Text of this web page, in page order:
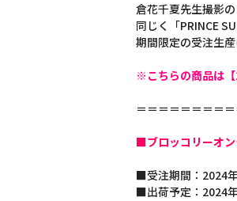
倉花千夏先生撮影
同じく「PRINCE
期間限定の受注生
※こちらの商品は【
＝＝＝＝＝＝＝＝
■ブロッコリーオン
■受注期間：2024
■出荷予定：2024